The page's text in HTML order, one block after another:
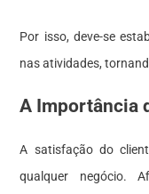
Por isso, deve-se
nas atividades,
A Importância
A satisfação do
qualquer negócio.